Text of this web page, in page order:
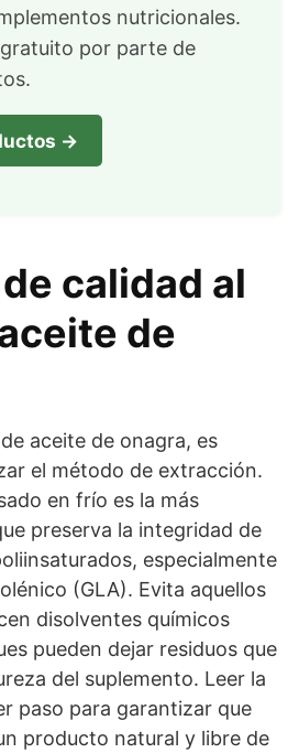
nutricionales.
por parte de
→
calidad al
de
aceite de onagra, es
el método de extracción.
en frío es la más
preserva la integridad de
especialmente
(GLA). Evita aquellos
disolventes químicos
pueden dejar residuos que
del suplemento. Leer la
paso para garantizar que
producto natural y libre de